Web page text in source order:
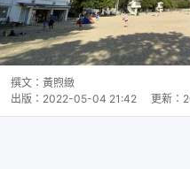
撰文： 黃煦緻
出版： 2022-05-04 21:42 更新：